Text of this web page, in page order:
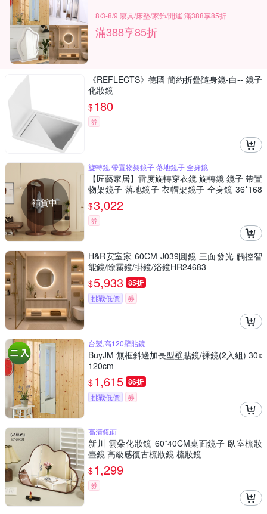
8/3-8/9 寢具/床墊/家飾/開運 滿388享85折
滿388享85折
《REFLECTS》德國 簡約折疊隨身鏡-白-- 鏡子
化妝鏡
$180
券
補貨中
旋轉鏡 帶置物架鏡子 落地鏡子 全身鏡
【匠藝家居】雷度旋轉穿衣鏡 旋轉鏡 鏡子 帶置
物架鏡子 落地鏡子 衣帽架鏡子 全身鏡 36*168
暖白色
$3,022
券
H&R安室家 60CM J039圓鏡 三面發光 觸控智
能鏡/除霧鏡/掛鏡/浴鏡HR24683
$5,933 85折
挑戰低價 券
台製,高120壁貼鏡
BuyJM 無框斜邊加長型壁貼鏡/裸鏡(2入組) 30x
120cm
$1,615 86折
挑戰低價 券
高清鏡面
新川 雲朵化妝鏡 60*40CM桌面鏡子 臥室梳妝
臺鏡 高級感復古梳妝鏡 梳妝鏡
$1,299
券